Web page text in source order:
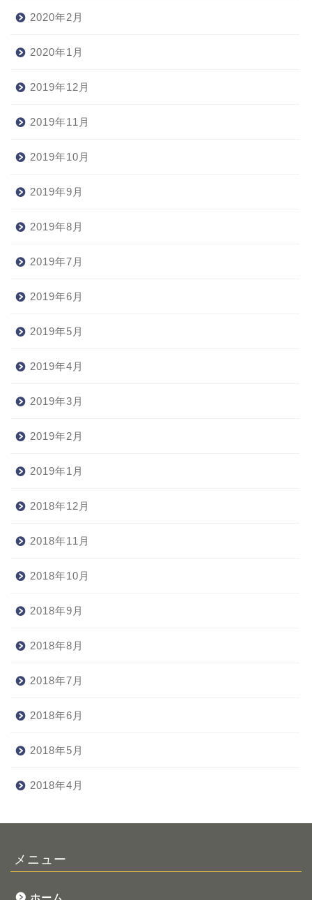
2020年2月
2020年1月
2019年12月
2019年11月
2019年10月
2019年9月
2019年8月
2019年7月
2019年6月
2019年5月
2019年4月
2019年3月
2019年2月
2019年1月
2018年12月
2018年11月
2018年10月
2018年9月
2018年8月
2018年7月
2018年6月
2018年5月
2018年4月
メニュー